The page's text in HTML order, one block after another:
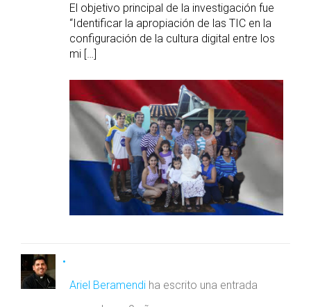
El objetivo principal de la investigación fue
“Identificar la apropiación de las TIC en la
configuración de la cultura digital entre los
mi […]
Ariel Beramendi ha escrito una entrada